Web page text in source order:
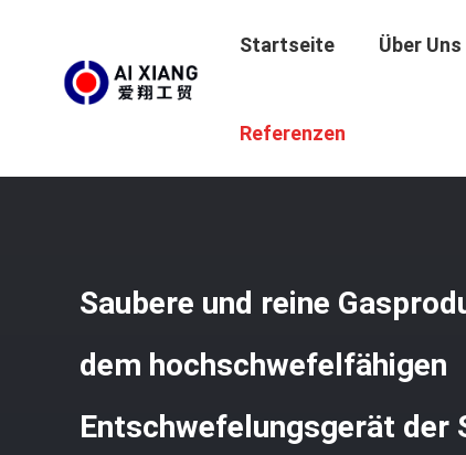
Startseite Über Uns
Referenzen
Saubere und reine
dem hochschwefelfähigen
Entschwefelungsgerät der